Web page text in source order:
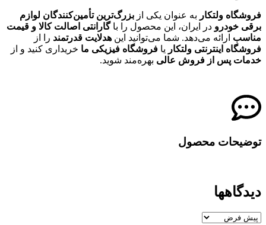
فروشگاه ولتکار به عنوان یکی از بزرگ‌ترین تأمین‌کنندگان لوازم
برقی خودرو در ایران، این محصول را باگارانتی اصالت کالا و قیمت
مناسب ارائه می‌دهد. شما می‌توانید این هدلایت قدرتمند را از
فروشگاه اینترنتی ولتکار یا فروشگاه فیزیکی ما خریداری کنید و از
خدمات پس از فروش عالی بهره‌مند شوید.
توضیحات محصول
دیدگاهها